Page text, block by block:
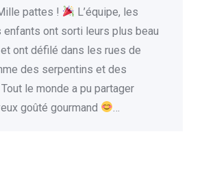
pattes !
L’équipe, les
ont sorti leurs plus beau
ont défilé dans les rues de
des serpentins et des
Tout le monde a pu partager
goûté gourmand